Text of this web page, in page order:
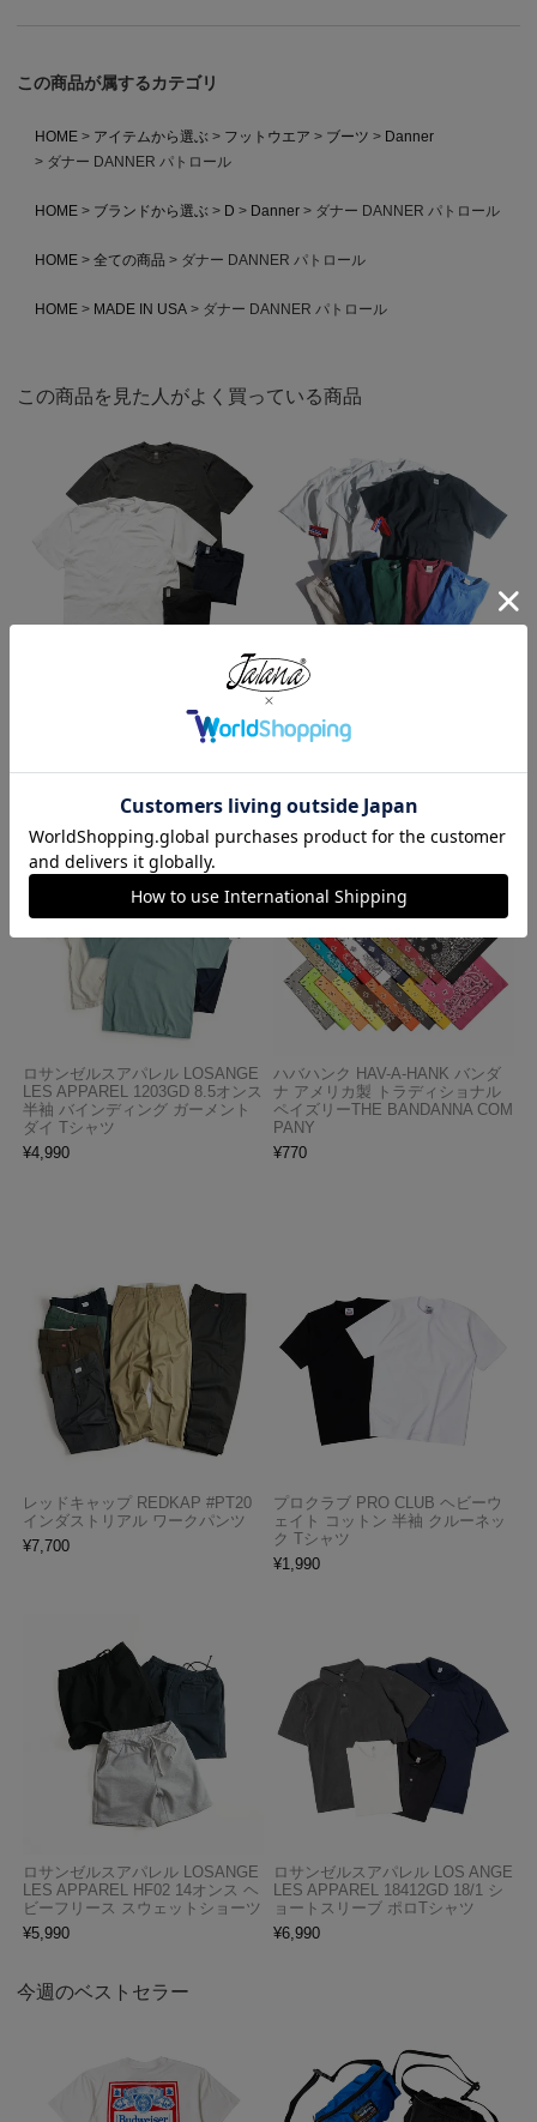
この商品が属するカテゴリ
HOME アイテムから選ぶ フットウエア ブーツ
Danner
ダナー DANNER パトロール
HOME ブランドから選ぶ D Danner ダナー DANNER パトロール
HOME 全ての商品 ダナー DANNER パトロール
HOME MADE IN USA ダナー DANNER パトロール
この商品を見た人がよく買っている商品
ロサンゼルスアパレル LOSANGE
半袖 ガーメントダイ ポケットTシ
キャンバー CAMBER 302 マック
ツ MADE IN USA
7,990
ロサンゼルスアパレル LOSANGE
LES APPAREL 1203GD 8.5オンス
半袖 バインディング ガーメント
ダイ Tシャツ
¥4,990
ハバハンク HAV-A-HANK バンダ
ナ アメリカ製 トラディショナル
ペイズリーTHE BANDANNA COM
PANY
¥770
レッドキャップ REDKAP #PT20
インダストリアル ワークパンツ
¥7,700
プロクラブ PRO CLUB ヘビーウ
ェイト コットン 半袖 クルーネッ
ク Tシャツ
¥1,990
ロサンゼルスアパレル LOSANGE
LES APPAREL HF02 14オンス ヘ
ビーフリース スウェットショーツ
¥5,990
ロサンゼルスアパレル LOS ANGE
LES APPAREL 18412GD 18/1 シ
ョートスリーブ ポロTシャツ
¥6,990
今週のベストセラー